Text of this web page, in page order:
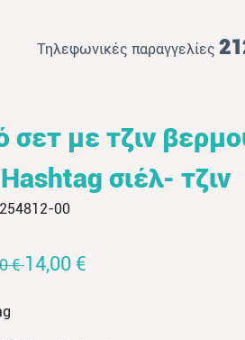
Τηλεφωνικές παραγγελίες
σετ με τζιν
σιέλ- τζιν
00
€14,00 €